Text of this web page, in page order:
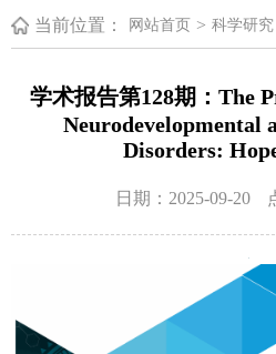
当前位置： 网站首页 > 科学研究
学术报告第128期：The
Neurodevelopmental
Disorders:
日期：2025-09-20